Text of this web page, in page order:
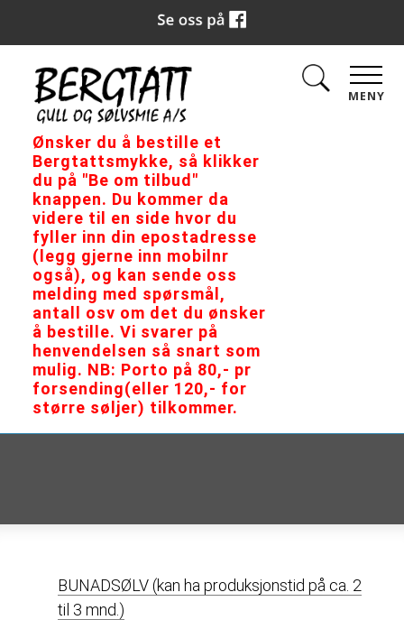
Ønsker du å bestille et
Bergtattsmykke, så klikker
du på "Be om tilbud"
knappen. Du kommer da
videre til en side hvor du
fyller inn din epostadresse
(legg gjerne inn mobilnr
også), og kan sende oss
melding med spørsmål,
antall osv om det du ønsker
å bestille. Vi svarer på
henvendelsen så snart som
mulig. NB: Porto på 80,- pr
forsending(eller 120,- for
større søljer) tilkommer.
MENY
BUNADSØLV (kan ha produksjonstid på ca. 2
til 3 mnd.)